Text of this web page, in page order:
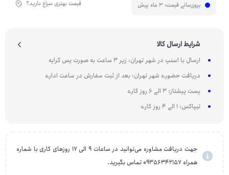
بروزرسانی قیمت: 3 ماه پیش قیمت بهتری سراغ دارید؟
شرایط ارسال کالا
ارسال با اسنپ در شهر تهران: زیر 3 ساعت به صورت پس کرایه
دریافت حضوری شهر تهران: بعد از ثبت سفارش در ساعت اداری
پست پیشتاز: 3 الی 6 روز کاری
تیپاکس: 1 الی 4 روز کاری
جهت دریافت مشاوره می‌توانید در ساعات 9 الی 17 روزهای کاری با شماره
همراه 09356342157 تماس بگیرید.